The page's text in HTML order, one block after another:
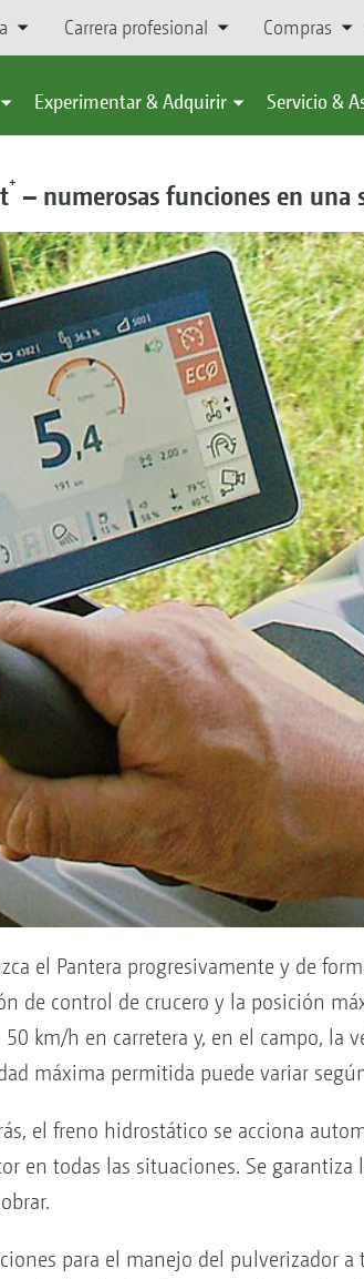
Carrera profesional Compras
Experimentar & Adquirir Servicio &
+ – numerosas funciones en una
el Pantera progresivamente y de
de control de crucero y la posición
km/h en carretera y, en el campo, la
máxima permitida puede variar
el freno hidrostático se acciona
en todas las situaciones. Se garantiza
para el manejo del pulverizador